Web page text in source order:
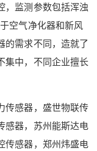
，监测参数包括浑浊
空气净化器和新风
的需求不同，造就了
集中，不同企业擅长
传感器，盛世物联传
感器，苏州能斯达电
传感器，郑州炜盛电
活带来便利，
发生，很多传
在智能家电兴
境电器等方方
业需求量较
器是很重要的数
智能应用都是
表示，针对具